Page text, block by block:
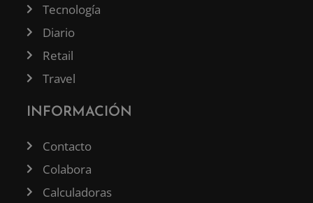
Tecnología
Diario
Retail
Travel
INFORMACIÓN
Contacto
Colabora
Calculadoras